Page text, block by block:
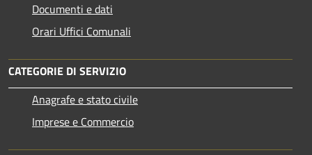
Documenti e dati
Orari Uffici Comunali
CATEGORIE DI SERVIZIO
Anagrafe e stato civile
Imprese e Commercio